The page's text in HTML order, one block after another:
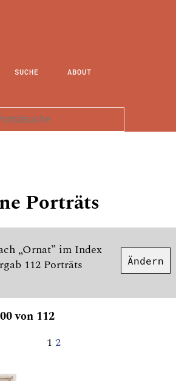
SUCHE
ABOUT
Porträts
„Ornat” im Index
112 Porträts
Ändern
von 112
1 2